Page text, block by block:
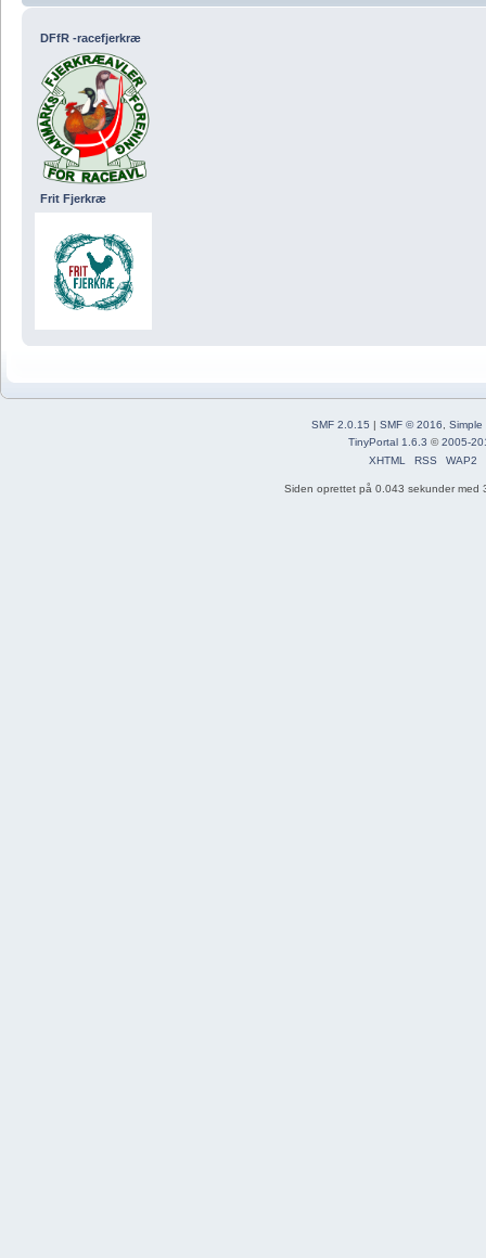
DFfR -racefjerkræ
Frit Fjerkræ
SMF 2.0.15 | SMF © 2016
Simple
TinyPortal 1.6.3 ©2005-
XHTML
RSS WAP2
Siden oprettet på 0.043 sekunder med